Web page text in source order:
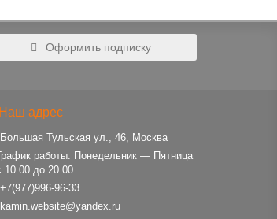
Оформить подписку
Наш адрес
Большая Тульская ул., 46, Москва
работы: Понедельник — Пятница
10.00 до 20.00
+7(977)996-96-33
kamin.website@yandex.ru